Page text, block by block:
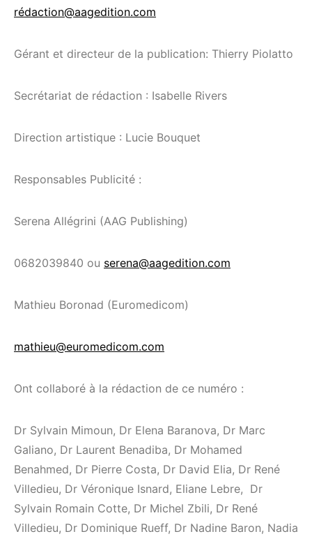
rédaction@aagedition.com
Gérant et directeur de la publication: Thierry Piolatto
Secrétariat de rédaction : Isabelle Rivers
Direction artistique : Lucie Bouquet
Responsables Publicité :
Serena Allégrini (AAG Publishing)
0682039840 ou serena@aagedition.com
Mathieu Boronad (Euromedicom)
mathieu@euromedicom.com
Ont collaboré à la rédaction de ce numéro :
Dr Sylvain Mimoun, Dr Elena Baranova, Dr Marc
Galiano, Dr Laurent Benadiba, Dr Mohamed
Benahmed, Dr Pierre Costa, Dr David Elia, Dr René
Villedieu, Dr Véronique Isnard, Eliane Lebre, Dr
Sylvain Romain Cotte, Dr Michel Zbili, Dr René
Villedieu, Dr Dominique Rueff, Dr Nadine Baron, Nadia